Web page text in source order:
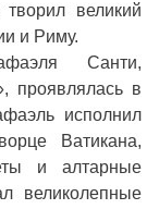
великий
и Риму.
Санти,
проявлялась в
исполнил
Ватикана,
и алтарные
великолепные